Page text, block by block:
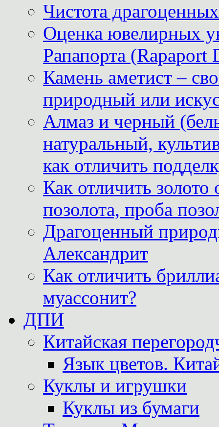
Чистота
Оценка ювелирных
Рапапорта (Rapaport
Камень аметист –
природный или
Алмаз и черный
натуральный,
как отличить
Как отличить
позолота, проба
Драгоценный
Александрит
Как отличить
муассонит?
ДПИ
Китайская
Язык цветов.
Куклы и игрушки
Куклы из бумаги